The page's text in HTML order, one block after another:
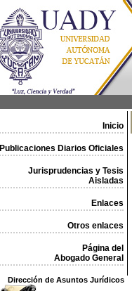
Inicio
Publicaciones Diarios Oficiales
Jurisprudencias y Tesis
Aisladas
Enlaces
Otros enlaces
Página del
Abogado General
Dirección de Asuntos Jurídicos